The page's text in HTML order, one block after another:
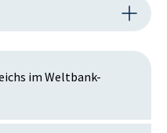
im Weltbank-